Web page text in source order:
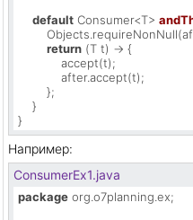
default Consumer<T>
return (T t) -> {
            accept(t);
            after.accept(t);
        };
    }
}
Например:
ConsumerEx1.java
package org.o7planning.ex;